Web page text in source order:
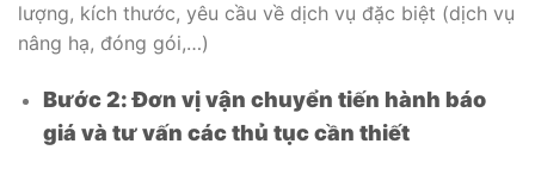
lượng, kích thước, yêu cầu về dịch vụ đặc biệt (dịch vụ
nâng hạ, đóng gói,…)
Bước 2: Đơn vị vận chuyển tiến hành báo
giá và tư vấn các thủ tục cần thiết